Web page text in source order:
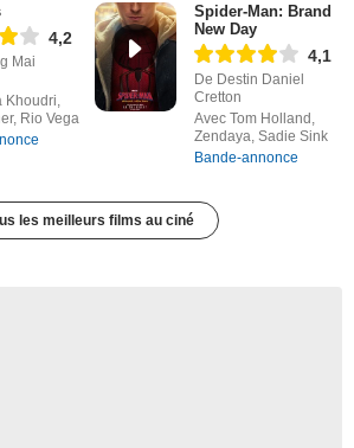
4,2
Mai
Khoudri,
Rio Vega
Spider-Man: Brand
New Day
4,1
De Destin Daniel
Cretton
Avec Tom Holland,
Zendaya, Sadie Sink
Bande-annonce
les meilleurs films au ciné